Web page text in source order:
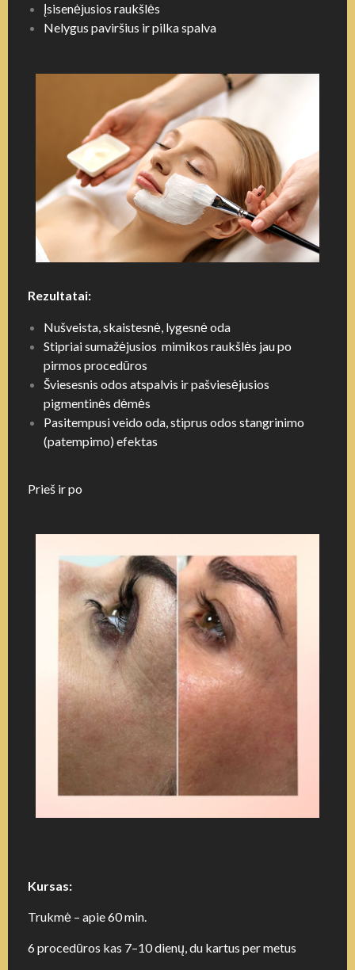
Įsisenėjusios raukšlės
Nelygus paviršius ir pilka spalva
Rezultatai:
Nušveista, skaistesnė, lygesnė oda
Stipriai sumažėjusios mimikos raukšlės jau po
pirmos procedūros
Šviesesnis odos atspalvis ir pašviesėjusios
pigmentinės dėmės
Pasitempusi veido oda, stiprus odos stangrinimo
(patempimo) efektas
Prieš ir po
Kursas:
Trukmė – apie 60 min.
6 procedūros kas 7–10 dienų, du kartus per metus